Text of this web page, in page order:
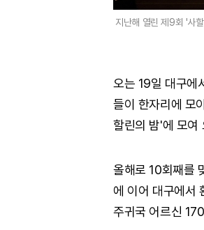
지난해 열린 제9회 '사
오는 19일 대구에
들이 한자리에 모
할린의 밤'에 모여
올해로 10회째를
에 이어 대구에서
주귀국 어르신